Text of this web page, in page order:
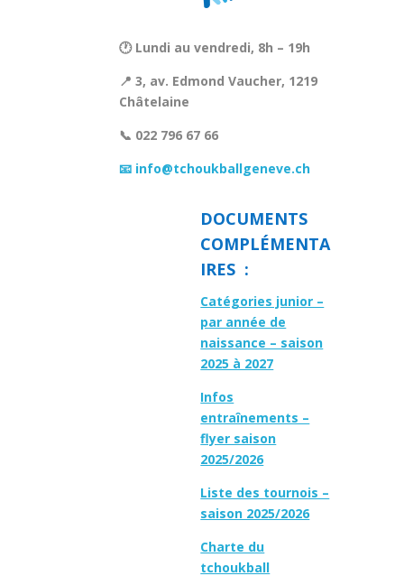
🕐 Lundi au vendredi, 8h – 19h
📍 3, av. Edmond Vaucher, 1219
Châtelaine
📞 022 796 67 66
📧 info@tchoukballgeneve.ch
DOCUMENTS
COMPLÉMENTA
IRES :
Catégories junior –
par année de
naissance – saison
2025 à 2027
Infos
entraînements –
flyer saison
2025/2026
Liste des tournois –
saison 2025/2026
Charte du
tchoukball